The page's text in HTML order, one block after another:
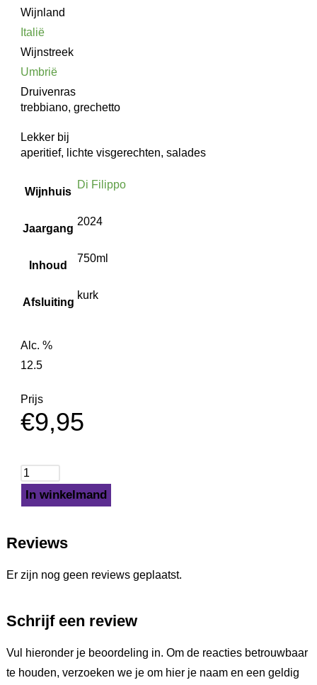
Wijnland
Italië
Wijnstreek
Umbrië
Druivenras
trebbiano, grechetto
Lekker bij
aperitief, lichte visgerechten, salades
Wijnhuis
Di Filippo
Jaargang
2024
Inhoud
750ml
Afsluiting
kurk
Alc. %
12.5
Prijs
€9,95
In winkelmand
Reviews
Er zijn nog geen reviews geplaatst.
Schrijf een review
Vul hieronder je beoordeling in. Om de reacties betrouwbaar
te houden, verzoeken we je om hier je naam en een geldig